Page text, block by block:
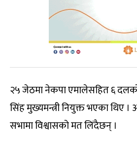
२५ जेठमा नेकपा एमालेसहित ६
सिंह मुख्यमन्त्री नियुक्त भएका थिए
सभामा विश्वासको मत लिंद‌ैछन् ।